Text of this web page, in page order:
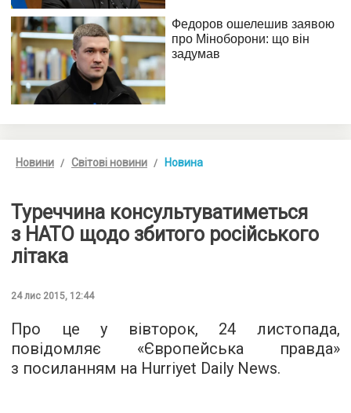
Новини Світові новини Новина
Туреччина консультуватиметься
з НАТО щодо збитого російського
літака
24 лис 2015, 12:44
Про це у вівторок, 24 листопада,
повідомляє «Європейська правда»
з посиланням на Hurriyet Daily News.